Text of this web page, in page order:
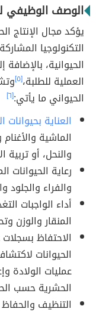
الوصف الوظيفي
يؤكد مجال الإنتاج
التكنولوجيا
الحيوانية،
العملية للطلبة،[٥]
الحيواني ما يأتي:[٦]
العناية بحيوانات
الماشية
والنحل، أو تربية
رعاية الحيوانات
والفراء
أداء الواجبات
المنقار والوزن
الاحتفاظ
الحيوانات
عمليات الولادة
الحشرية حسب
التنظيف